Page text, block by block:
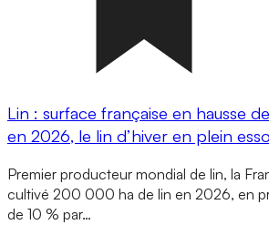
Lin : surface française en hausse
en 2026, le lin d’hiver en plein
Premier producteur mondial de lin, la
cultivé 200 000 ha de lin en 2026, en
de 10 % par…